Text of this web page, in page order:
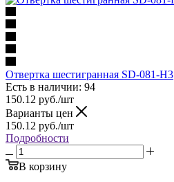
Отвертка шестигранная SD-081-H3
Есть в наличии: 94
150.12 руб./шт
Варианты цен
150.12 руб./шт
Подробности
В корзину